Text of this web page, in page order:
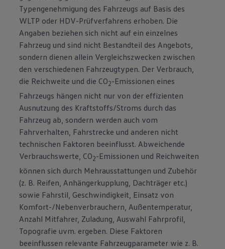
Typengenehmigung des Fahrzeugs auf Basis des
WLTP oder HDV-Prüfverfahrens erhoben. Die
Angaben beziehen sich nicht auf ein einzelnes
Fahrzeug und sind nicht Bestandteil des Angebots,
sondern dienen allein Vergleichszwecken zwischen
den verschiedenen Fahrzeugtypen. Der Verbrauch,
die Reichweite und die CO2-Emissionen eines
Fahrzeugs hängen nicht nur von der effizienten
Ausnutzung des Kraftstoffs/Stroms durch das
Fahrzeug ab, sondern werden auch vom
Fahrverhalten, Fahrstrecke und anderen nicht
technischen Faktoren beeinflusst. Abweichende
Verbrauchswerte, CO2-Emissionen und Reichweiten
können sich durch Mehrausstattungen und Zubehör
(z. B. Reifen, Anhängerkupplung, Dachträger etc.)
sowie Fahrstil, Geschwindigkeit, Einsatz von
Komfort-/Nebenverbrauchern, Außentemperatur,
Anzahl Mitfahrer, Zuladung, Auswahl Fahrprofil,
Topografie uvm. ergeben. Diese Faktoren
beeinflussen relevante Fahrzeugparameter wie z. B.